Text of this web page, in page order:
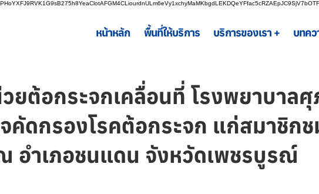
หน้าหลัก พื้นที่ให้บริการ บริการของเรา + บทคว
ยต้อกระจกเคลื่อนที่ โรงพยาบาล
คัดกรองโรคต้อกระจก แก่สมาชิก
อำเภอชนแดน จังหวัดเพชรบูรณ์